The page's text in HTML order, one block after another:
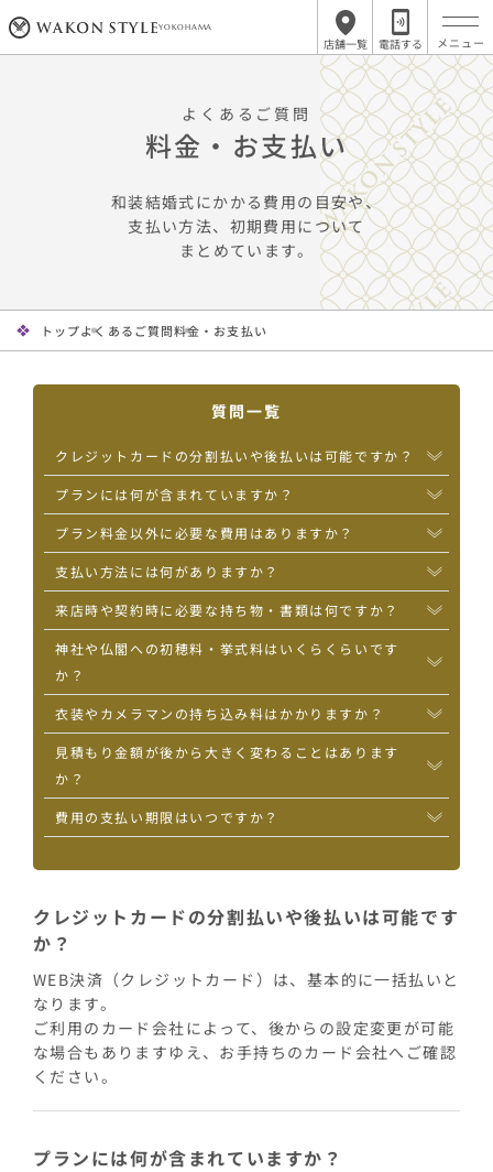
YOKOHAMA
店舗一覧 電話する
よくあるご質問
料金・お支払い
和装結婚式にかかる費用の目安や、
支払い方法、初期費用について
まとめています。
トップよくあるご質問料金・お支払い
質問一覧
クレジットカードの分割払いや後払いは可能ですか？
プランには何が含まれていますか？
プラン料金以外に必要な費用はありますか？
支払い方法には何がありますか？
来店時や契約時に必要な持ち物・書類は何ですか？
神社や仏閣への初穂料・挙式料はいくらくらいです
か？
衣装やカメラマンの持ち込み料はかかりますか？
見積もり金額が後から大きく変わることはあります
か？
費用の支払い期限はいつですか？
クレジットカードの分割払いや後払いは可能です
か？
WEB決済（クレジットカード）は、基本的に一括払いと
なります。
ご利用のカード会社によって、後からの設定変更が可能
な場合もありますゆえ、お手持ちのカード会社へご確認
ください。
プランには何が含まれていますか？